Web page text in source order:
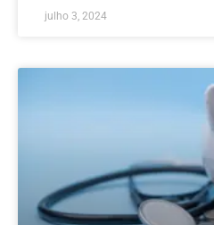
julho 3, 2024